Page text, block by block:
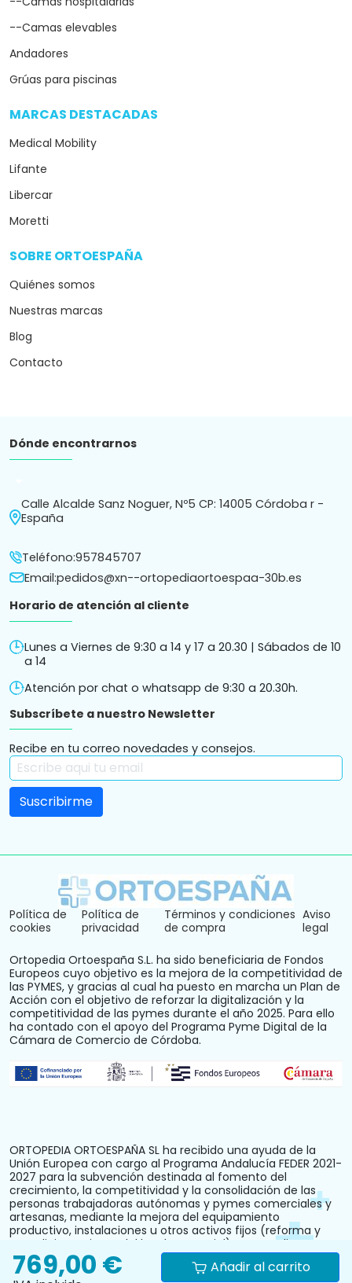
--Camas elevables
Andadores
Grúas para piscinas
MARCAS DESTACADAS
Medical Mobility
Lifante
Libercar
Moretti
SOBRE ORTOESPAÑA
Quiénes somos
Nuestras marcas
Blog
Contacto
Dónde encontrarnos
Calle Alcalde Sanz Noguer, Nº5 CP: 14005 Córdoba r -
España
Teléfono:957845707
Email:pedidos@xn--ortopediaortoespaa-30b.es
Horario de atención al cliente
Lunes a Viernes de 9:30 a 14 y 17 a 20.30 | Sábados de 10
a 14
Atención por chat o whatsapp de 9:30 a 20.30h.
Subscríbete a nuestro Newsletter
Recibe en tu correo novedades y consejos.
Política de
cookies
Política de
privacidad
Términos y condiciones
de compra
Aviso
legal
Ortopedia Ortoespaña S.L. ha sido beneficiaria de Fondos
Europeos cuyo objetivo es la mejora de la competitividad de
las PYMES, y gracias al cual ha puesto en marcha un Plan de
Acción con el objetivo de reforzar la digitalización y la
competitividad de las pymes durante el año 2025. Para ello
ha contado con el apoyo del Programa Pyme Digital de la
Cámara de Comercio de Córdoba.
ORTOPEDIA ORTOESPAÑA SL ha recibido una ayuda de la
Unión Europea con cargo al Programa Andalucía FEDER 2021-
2027 para la subvención destinada al fomento del
crecimiento, la competitividad y la consolidación de las
personas trabajadoras autónomas y pymes comerciales y
artesanas, mediante la mejora del equipamiento
productivo, instalaciones u otros activos fijos (reforma y
acondicionamiento del local comercial). N.º Expediente:
PYM242024CO000000028.
769,00 € Añadir al carrito